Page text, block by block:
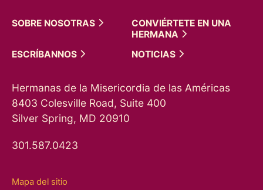
SOBRE NOSOTRAS
CONVIÉRTETE EN UNA
HERMANA
ESCRÍBANNOS
NOTICIAS
Hermanas de la Misericordia de las Américas
8403 Colesville Road, Suite 400
Silver Spring, MD 20910
301.587.0423
Mapa del sitio